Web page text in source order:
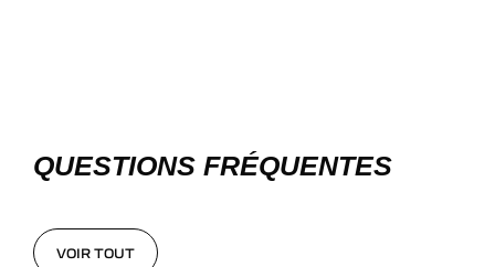
QUESTIONS FRÉQUENTES
VOIR TOUT